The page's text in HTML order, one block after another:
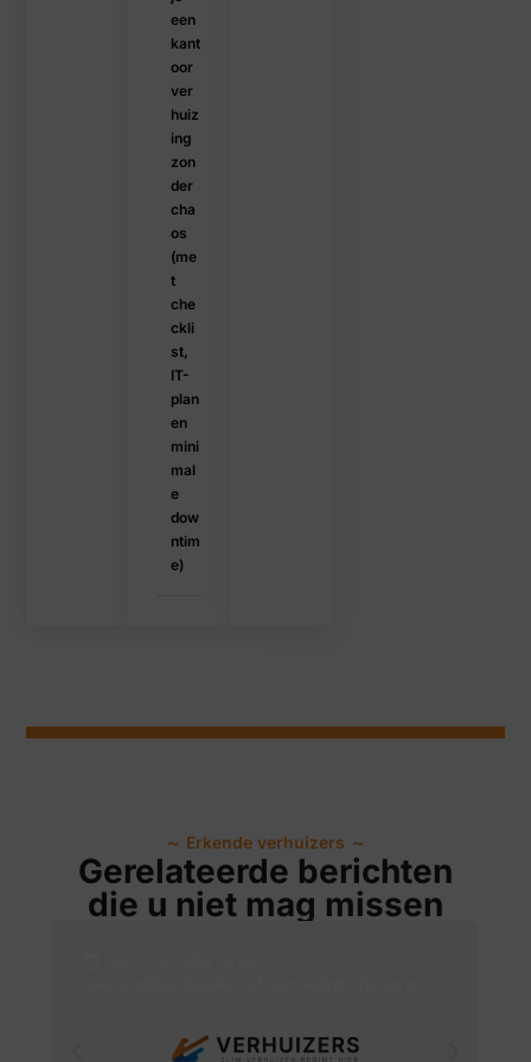
een
kant
oor
ver
huiz
ing
zon
der
cha
os
(me
t
che
ckli
st,
IT-
plan
en
mini
mal
e
dow
ntim
e)
～ Erkende verhuizers ～
Gerelateerde berichten
die u niet mag missen